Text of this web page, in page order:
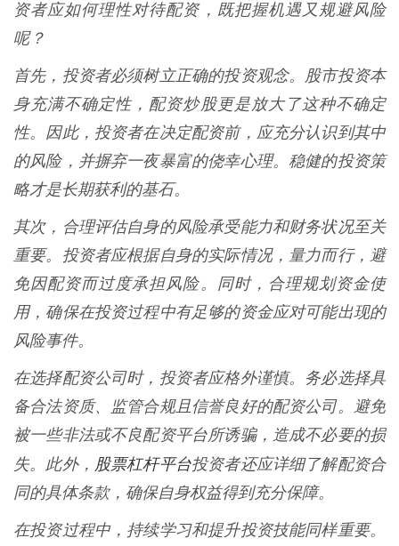
资者应如何理性对待配资，既把握机遇又规避风险
呢？
首先，投资者必须树立正确的投资观念。股市投资本
身充满不确定性，配资炒股更是放大了这种不确定
性。因此，投资者在决定配资前，应充分认识到其中
的风险，并摒弃一夜暴富的侥幸心理。稳健的投资策
略才是长期获利的基石。
其次，合理评估自身的风险承受能力和财务状况至关
重要。投资者应根据自身的实际情况，量力而行，避
免因配资而过度承担风险。同时，合理规划资金使
用，确保在投资过程中有足够的资金应对可能出现的
风险事件。
在选择配资公司时，投资者应格外谨慎。务必选择具
备合法资质、监管合规且信誉良好的配资公司。避免
被一些非法或不良配资平台所诱骗，造成不必要的损
失。此外， 股票杠杆平台投资者还应详细了解配资合
同的具体条款，确保自身权益得到充分保障。
在投资过程中，持续学习和提升投资技能同样重要。